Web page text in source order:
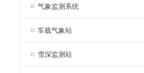
气象监测系统
车载气象站
雪深监测站